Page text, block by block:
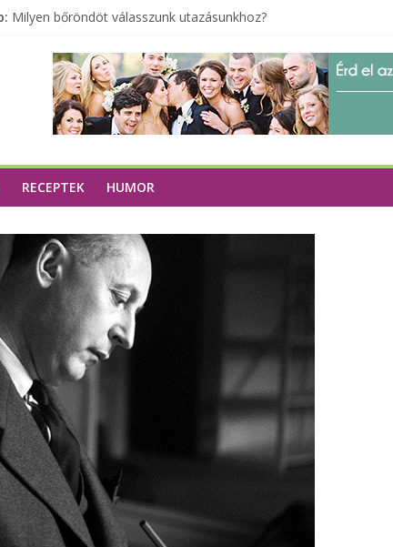
Milyen bőröndöt válasszunk utazásunkhoz?
Tartalék ajándék, amit szívesen megtartasz magadnak
Különleges tömörfa ládák Indiából
RECEPTEK HUMOR